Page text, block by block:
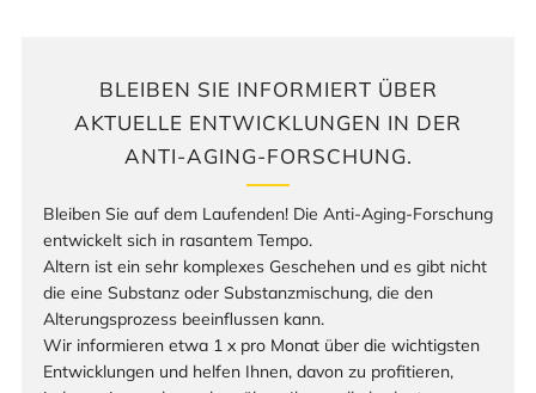
Write a review
BLEIBEN SIE INFORMIERT ÜBER
AKTUELLE ENTWICKLUNGEN IN DER
ANTI-AGING-FORSCHUNG.
Bleiben Sie auf dem Laufenden! Die Anti-Aging-Forschung
entwickelt sich in rasantem Tempo.